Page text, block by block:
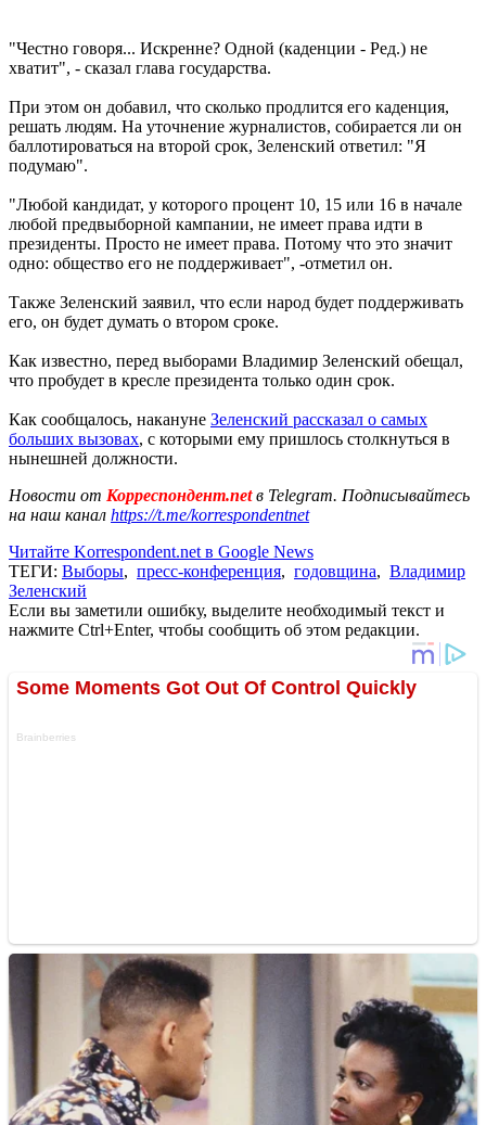
"Честно говоря... Искренне? Одной (каденции - Ред.) не
хватит", - сказал глава государства.
При этом он добавил, что сколько продлится его каденция,
решать людям. На уточнение журналистов, собирается ли он
баллотироваться на второй срок, Зеленский ответил: "Я
подумаю".
"Любой кандидат, у которого процент 10, 15 или 16 в начале
любой предвыборной кампании, не имеет права идти в
президенты. Просто не имеет права. Потому что это значит
одно: общество его не поддерживает", -отметил он.
Также Зеленский заявил, что если народ будет поддерживать
его, он будет думать о втором сроке.
Как известно, перед выборами Владимир Зеленский обещал,
что пробудет в кресле президента только один срок.
Как сообщалось, накануне Зеленский рассказал о самых
больших вызовах, с которыми ему пришлось столкнуться в
нынешней должности.
Новости от Корреспондент.netв Telegram. Подписывайтесь
на наш канал https://t.me/korrespondentnet
Читайте Korrespondent.net в Google News
ТЕГИ: Выборы, пресс-конференция, годовщина, Владимир
Зеленский
Если вы заметили ошибку, выделите необходимый текст и
нажмите Ctrl+Enter, чтобы сообщить об этом редакции.